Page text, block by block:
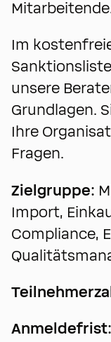
Im
unsere
Grundlagen.
Ihre
Fragen.
Zielgruppe:
Import,
Compliance,
Anmeldefrist: